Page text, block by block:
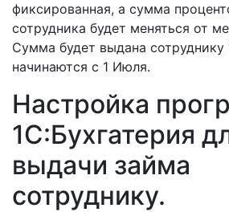
фиксированная, а сумма
сотрудника будет меняться от
Сумма будет выдана
начинаются с 1 Июля.
Настройка
1С:Бухгатерия
выдачи займа
сотруднику.